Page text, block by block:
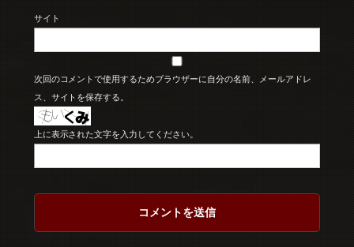
サイト
次回のコメントで使用するためブラウザーに自分の名前、メールアドレ
ス、サイトを保存する。
上に表示された文字を入力してください。